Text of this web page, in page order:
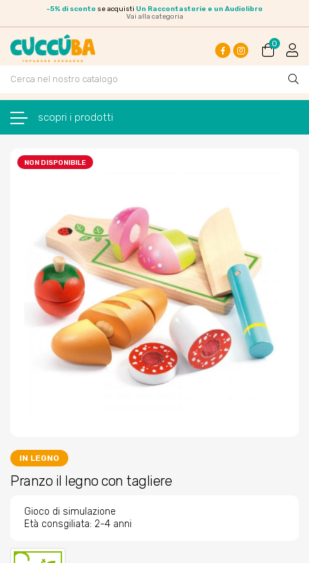
-5% di sconto se acquisti Un Raccontastorie e un Audiolibro
Vai alla categoria
FacebookInstagram
0
NON DISPONIBILE
IN LEGNO
Pranzo il legno con tagliere
Gioco di simulazione
Età consgiliata: 2-4 anni